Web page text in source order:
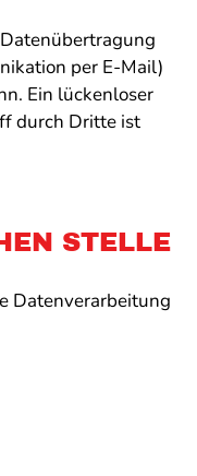
per E-Mail)
Ein lückenloser
durch Dritte ist
STELLE
Datenverarbeitung